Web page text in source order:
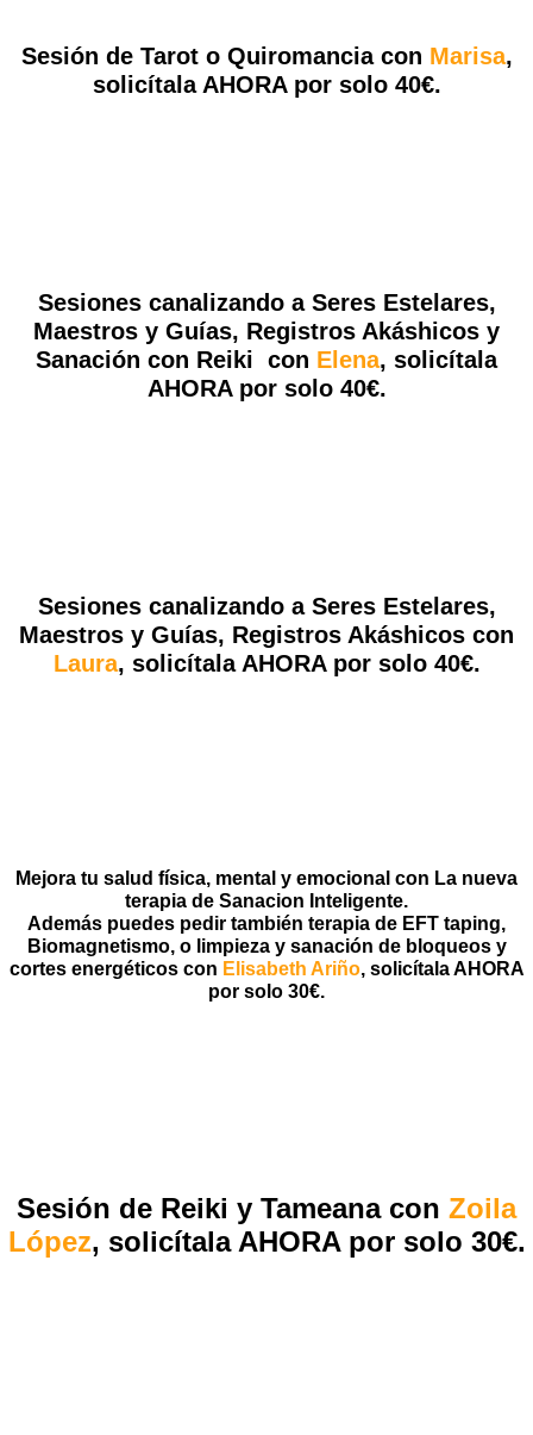
Sesión de Tarot o Quiromancia con Marisa,
solicítala AHORA por solo 40€.
Sesiones canalizando a Seres Estelares,
Maestros y Guías, Registros Akáshicos y
Sanación con Reiki con Elena, solicítala
AHORA por solo 40€.
Sesiones canalizando a Seres Estelares,
Maestros y Guías, Registros Akáshicos con
Laura, solicítala AHORA por solo 40€.
Mejora tu salud física, mental y emocional con La nueva
terapia de Sanacion Inteligente.
Además puedes pedir también terapia de EFT taping,
Biomagnetismo, o limpieza y sanación de bloqueos y
cortes energéticos con Elisabeth Ariño, solicítala AHORA
por solo 30€.
Sesión de Reiki y Tameana con Zoila
López, solicítala AHORA por solo 30€.